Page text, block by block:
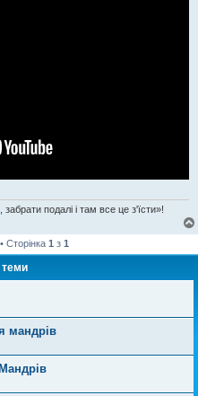
подалі і там все це з'їсти»!
Сторінка 1 з 1
теми
мандрів